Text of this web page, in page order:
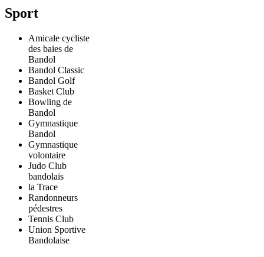
Sport
Amicale cycliste
des baies de
Bandol
Bandol Classic
Bandol Golf
Basket Club
Bowling de
Bandol
Gymnastique
Bandol
Gymnastique
volontaire
Judo Club
bandolais
la Trace
Randonneurs
pédestres
Tennis Club
Union Sportive
Bandolaise